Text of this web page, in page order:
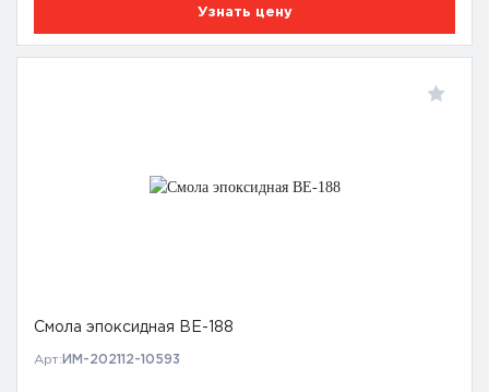
Узнать цену
Смола эпоксидная BE-188
Арт: ИМ-202112-10593